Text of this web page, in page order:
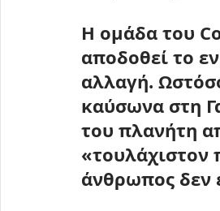
Η ομάδα του
αποδοθεί το
αλλαγή.
καύσωνα στη
του πλανήτη
«τουλάχιστον
άνθρωπος δεν